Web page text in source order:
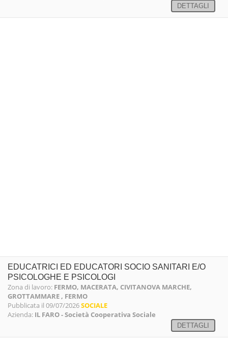
DETTAGLI
EDUCATRICI ED EDUCATORI SOCIO SANITARI E/O
PSICOLOGHE E PSICOLOGI
Zona di lavoro: FERMO, MACERATA, CIVITANOVA MARCHE,
GROTTAMMARE , FERMO
Pubblicata il 09/07/2026SOCIALE
Azienda: IL FARO - Società Cooperativa Sociale
DETTAGLI